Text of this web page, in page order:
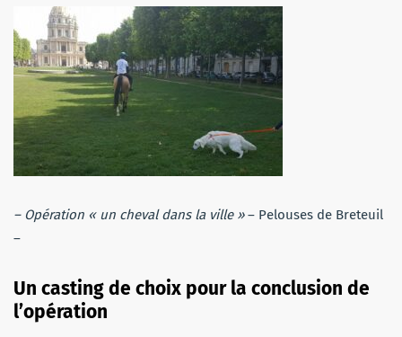
– Opération « un cheval dans la ville »– Pelouses de Breteuil
–
Un casting de choix pour la conclusion de
l’opération